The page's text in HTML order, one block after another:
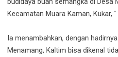
Kecamatan Muara Kaman, Kukar, "
Ia menambahkan, dengan
Menamang, Kaltim bisa dikenal